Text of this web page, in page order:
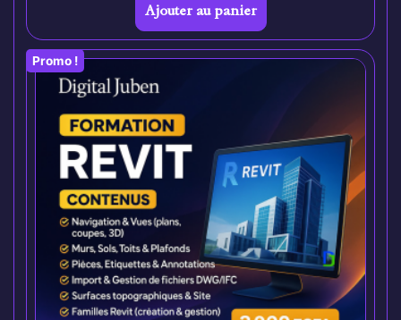
Ajouter au panier
Promo !